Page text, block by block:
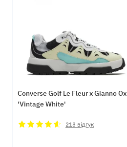
Converse Golf Le Fleur x Gianno Ox
'Vintage White'
213 відгук